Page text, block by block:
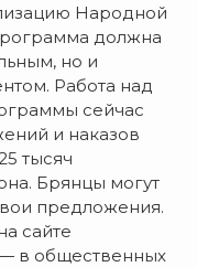
Народной
должна
но и
Работа над
сейчас
и наказов
тысяч
Брянцы могут
предложения.
сайте
— в общественных